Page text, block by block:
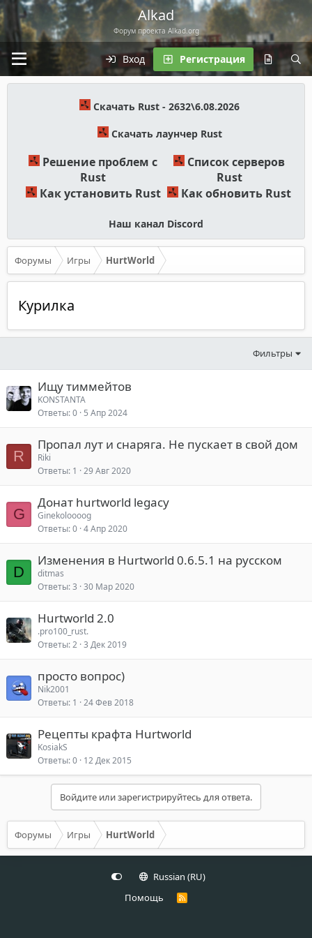
Alkad
Форум проекта Alkad.org
Вход Регистрация
Скачать Rust - 2632\6.08.2026
Скачать лаунчер Rust
Решение проблем с
Rust
Список серверов
Rust
Как установить Rust
Как обновить Rust
Наш канал Discord
Форумы Игры HurtWorld
Курилка
Фильтры
Ищу тиммейтов
KONSTANTA
Ответы 0 5 Апр 2024
R
Пропал лут и снаряга. Не пускает в свой дом
Riki
Ответы 1 29 Авг 2020
G
Донат hurtworld legacy
Ginekoloooog
Ответы 0 4 Апр 2020
D
Изменения в Hurtworld 0.6.5.1 на русском
ditmas
Ответы 3 30 Мар 2020
Hurtworld 2.0
.pro100_rust.
Ответы 2 3 Дек 2019
просто вопрос)
Nik2001
Ответы 1 24 Фев 2018
Рецепты крафта Hurtworld
KosiakS
Ответы 0 12 Дек 2015
Войдите или зарегистрируйтесь для ответа.
Форумы Игры HurtWorld
Russian (RU)
Помощь
R